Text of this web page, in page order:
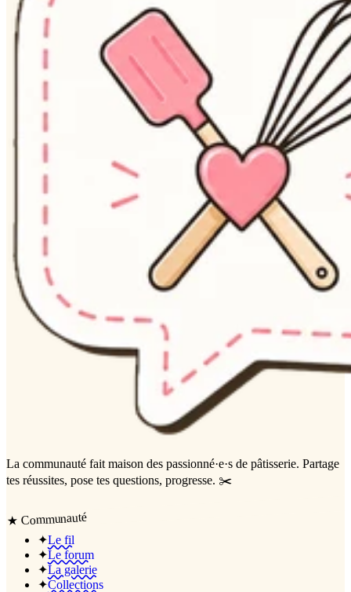
La communauté fait maison des passionné·e·s de pâtisserie. Partage
tes réussites, pose tes questions, progresse. ✂️
★ Communauté
✦Le fil
✦Le forum
✦La galerie
✦Collections